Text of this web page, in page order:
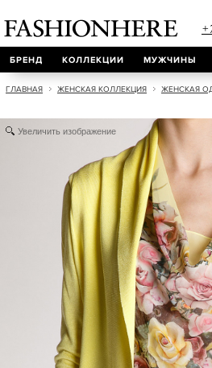
БРЕНД КОЛЛЕКЦИИ МУЖЧИНЫ
ГЛАВНАЯ ЖЕНСКАЯ КОЛЛЕКЦИЯ ЖЕНСКАЯ
Увеличить изображение